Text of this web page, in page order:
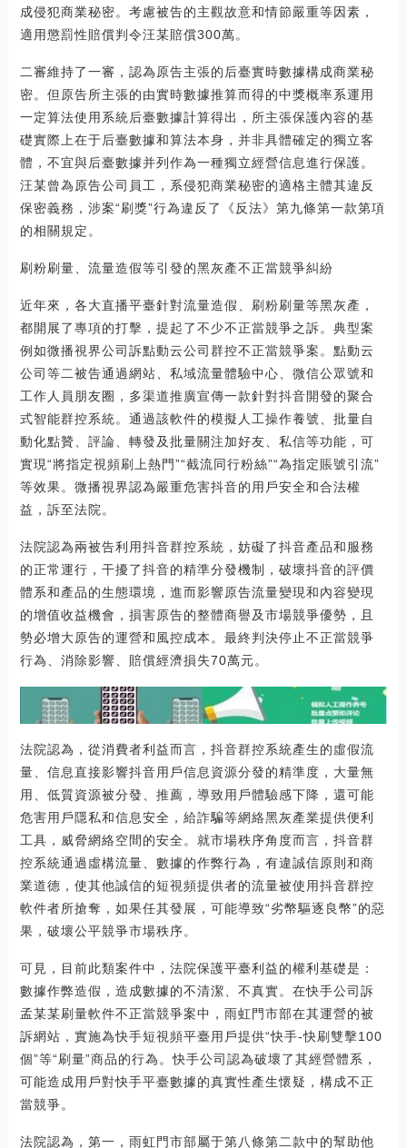
成侵犯商業秘密。考慮被告的主觀故意和情節嚴重等因素，
適用懲罰性賠償判令汪某賠償300萬。
二審維持了一審，認為原告主張的后臺實時數據構成商業秘
密。但原告所主張的由實時數據推算而得的中獎概率系運用
一定算法使用系統后臺數據計算得出，所主張保護內容的基
礎實際上在于后臺數據和算法本身，并非具體確定的獨立客
體，不宜與后臺數據并列作為一種獨立經營信息進行保護。
汪某曾為原告公司員工，系侵犯商業秘密的適格主體其違反
保密義務，涉案“刷獎”行為違反了《反法》第九條第一款第項
的相關規定。
刷粉刷量、流量造假等引發的黑灰產不正當競爭糾紛
近年來，各大直播平臺針對流量造假、刷粉刷量等黑灰產，
都開展了專項的打擊，提起了不少不正當競爭之訴。典型案
例如微播視界公司訴點動云公司群控不正當競爭案。點動云
公司等二被告通過網站、私域流量體驗中心、微信公眾號和
工作人員朋友圈，多渠道推廣宣傳一款針對抖音開發的聚合
式智能群控系統。通過該軟件的模擬人工操作養號、批量自
動化點贊、評論、轉發及批量關注加好友、私信等功能，可
實現“將指定視頻刷上熱門”“截流同行粉絲”“為指定賬號引流”
等效果。微播視界認為嚴重危害抖音的用戶安全和合法權
益，訴至法院。
法院認為兩被告利用抖音群控系統，妨礙了抖音產品和服務
的正常運行，干擾了抖音的精準分發機制，破壞抖音的評價
體系和產品的生態環境，進而影響原告流量變現和內容變現
的增值收益機會，損害原告的整體商譽及市場競爭優勢，且
勢必增大原告的運營和風控成本。最終判決停止不正當競爭
行為、消除影響、賠償經濟損失70萬元。
法院認為，從消費者利益而言，抖音群控系統產生的虛假流
量、信息直接影響抖音用戶信息資源分發的精準度，大量無
用、低質資源被分發、推薦，導致用戶體驗感下降，還可能
危害用戶隱私和信息安全，給詐騙等網絡黑灰產業提供便利
工具，威脅網絡空間的安全。就市場秩序角度而言，抖音群
控系統通過虛構流量、數據的作弊行為，有違誠信原則和商
業道德，使其他誠信的短視頻提供者的流量被使用抖音群控
軟件者所搶奪，如果任其發展，可能導致“劣幣驅逐良幣”的惡
果，破壞公平競爭市場秩序。
可見，目前此類案件中，法院保護平臺利益的權利基礎是：
數據作弊造假，造成數據的不清潔、不真實。在快手公司訴
孟某某刷量軟件不正當競爭案中，雨虹門市部在其運營的被
訴網站，實施為快手短視頻平臺用戶提供“快手-快刷雙擊100
個”等“刷量”商品的行為。快手公司認為破壞了其經營體系，
可能造成用戶對快手平臺數據的真實性產生懷疑，構成不正
當競爭。
法院認為，第一，雨虹門市部屬于第八條第二款中的幫助他